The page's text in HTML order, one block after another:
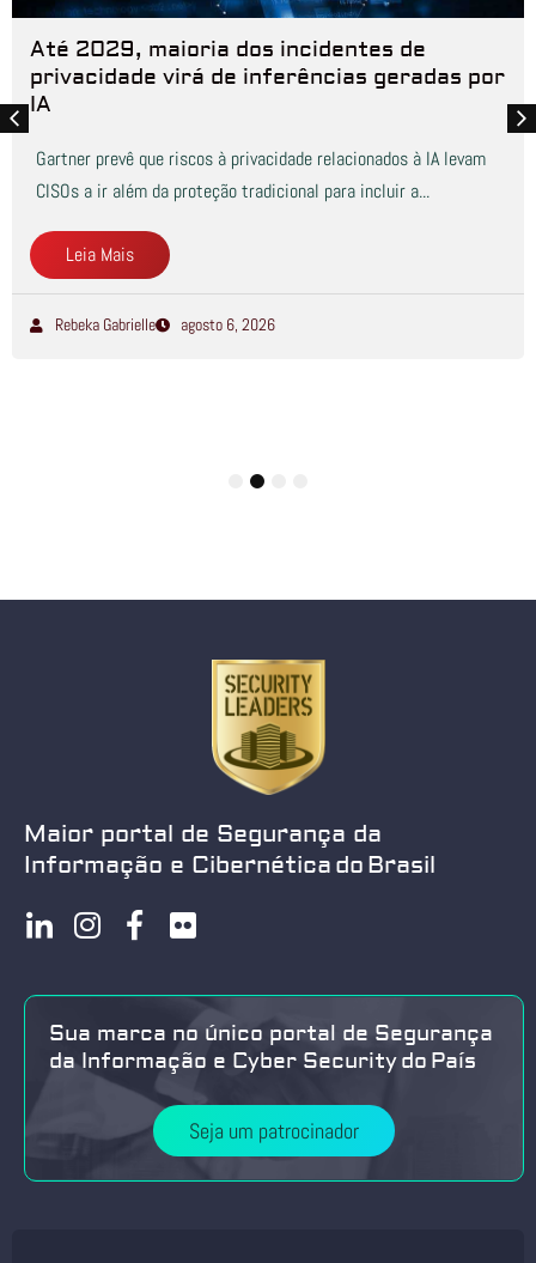
Até 2029, maioria dos incidentes de
privacidade virá de inferências geradas por
IA
Gartner prevê que riscos à privacidade relacionados à IA levam
CISOs a ir além da proteção tradicional para incluir a...
Leia Mais
Rebeka Gabrielle agosto 6, 2026
Maior portal de Segurança da
Informação e Cibernética do Brasil
Sua marca no único portal de Segurança
da Informação e Cyber Security do País
Seja um patrocinador